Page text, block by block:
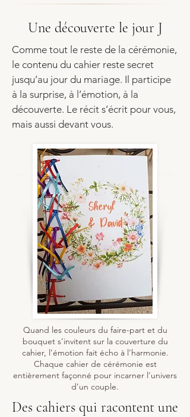
Une découverte le jour J
Comme tout le reste de la cérémonie,
le contenu du cahier reste secret
jusqu’au jour du mariage. Il participe
à la surprise, à l’émotion, à la
découverte. Le récit s’écrit pour vous,
mais aussi devant vous.
Quand les couleurs du faire-part et du
bouquet s’invitent sur la couverture du
cahier, l’émotion fait écho à l’harmonie.
Chaque cahier de cérémonie est
entièrement façonné pour incarner l’univers
d’un couple.
Des cahiers qui racontent une